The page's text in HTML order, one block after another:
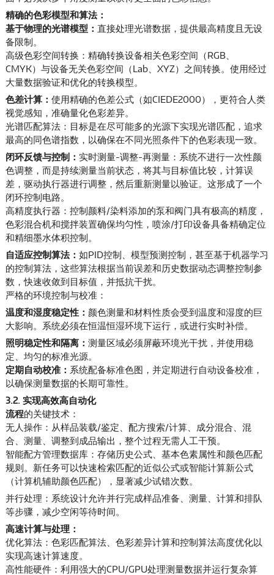
精确的色彩模型和算法：
基于物理的光谱模型： 直接处理光谱数据，提供最高精度且无设
备限制。
高级色彩空间转换：精确转换设备相关色彩空间（RGB、
CMYK）与设备无关色彩空间（Lab、XYZ）之间转换。使用经过
大量数据验证和优化的转换模型。
色差计算： 使用精确的色差公式（如CIEDE2000），更符合人类
视觉感知，准确量化色彩差异。
光谱匹配算法：目标是在尽可能多的光源下实现光谱匹配，追求
最高的同色谱指数，以确保在不同光照条件下的色彩表现一致。
闭环反馈与控制： 实时测量-调整-再测量：系统不进行一次性颜
色调整，而是持续测量当前状态，将其与目标值比较，计算误
差，驱动执行器进行调整，然后重新测量以验证。这形成了一个
闭环控制电路。
高精度执行器：控制颜料/染料添加的泵和阀门具有极高的精度，
色彩混合机和搅拌装置确保均匀性，喷涂/打印设备具备精确定位
和精细墨水体积控制。
自适应控制算法： 如PID控制、模型预测控制，甚至基于机器学习
的控制算法，这些算法根据当前误差和历史数据动态调整控制参
数，快速收敛到目标值，并抵抗干扰。
严格的环境控制与校准：
温度和湿度稳定性： 颜色测量和材料性质会受到温度和湿度的巨
大影响。系统必须在恒温恒湿环境下运行，或进行实时补偿。
照明稳定性和隔离： 测量区域必须屏蔽环境光干扰，并使用稳
定、均匀的标准光源。
定期自动校准： 系统配备标准色图，并定期进行自动设备校准，
以确保测量数据的长期可靠性。
3.2. 实现高效高自动化
流程的关键技术：
无人操作：从样品装载/鉴定、配方搜索/计算、成分混合、混
合、测量、调整到成品输出，整个过程无需人工干预。
智能配方管理数据库：存储历史公式、基本色素属性和颜色匹配
规则。新任务可以快速检索匹配的近似公式或智能计算新公式
（计算机辅助颜色匹配），显著减少试错次数。
并行处理：系统设计允许并行完成样品准备、测量、计算和排队
等步骤，减少空闲等待时间。
高速计算与处理：
优化算法：色彩匹配算法、色彩差异计算和控制算法高度优化以
实现高速计算速度。
高性能硬件：利用强大的CPU/GPU处理测量数据并运行复杂算